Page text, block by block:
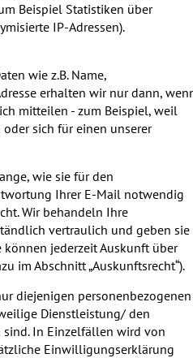
Beispiel Statistiken über
IP-Adressen).
wie z.B. Name,
erhalten wir nur dann,
mitteilen - zum Beispiel, weil
sich für einen unserer
wie sie für den
Ihrer E-Mail notwendig
Wir behandeln Ihre
vertraulich und geben sie
können jederzeit Auskunft über
im Abschnitt „Auskunftsrecht“).
diejenigen personenbezogenen
Dienstleistung/ den
In Einzelfällen wird von
Einwilligungserklärung